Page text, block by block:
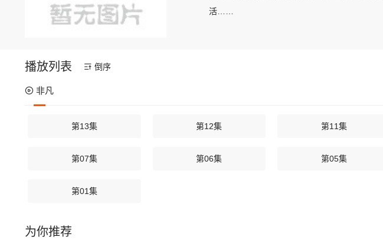
活……
播放列表 倒序
非凡
第13集 第12集 第11集
第07集 第06集 第05集
第01集
为你推荐